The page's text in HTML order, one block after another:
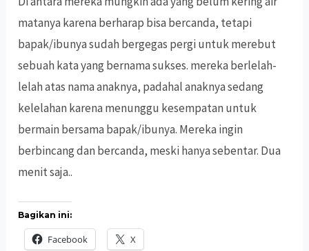
matanya karena berharap bisa bercanda, tetapi
bapak/ibunya sudah bergegas pergi untuk merebut
sebuah kata yang bernama sukses. mereka berlelah-
lelah atas nama anaknya, padahal anaknya sedang
kelelahan karena menunggu kesempatan untuk
bermain bersama bapak/ibunya. Mereka ingin
berbincang dan bercanda, meski hanya sebentar. Dua
menit saja..
Bagikan ini:
Facebook X